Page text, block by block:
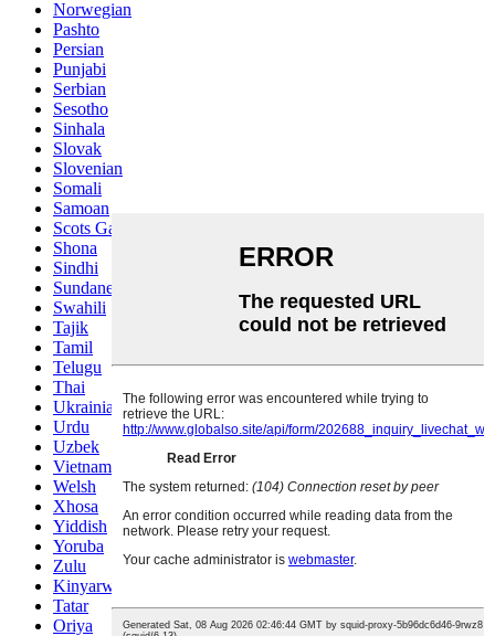
Norwegian
Pashto
Persian
Punjabi
Serbian
Sesotho
Sinhala
Slovak
Slovenian
Somali
Samoan
Scots Gaelic
Shona
Sindhi
Sundanese
Swahili
Tajik
Tamil
Telugu
Thai
Ukrainian
Urdu
Uzbek
Vietnamese
Welsh
Xhosa
Yiddish
Yoruba
Zulu
Kinyarwanda
Tatar
Oriya